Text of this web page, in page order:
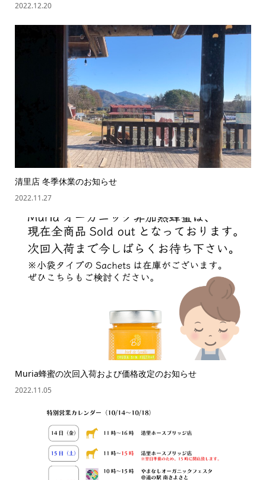
2022.12.20
清里店 冬季休業のお知らせ
2022.11.27
Muria蜂蜜の次回入荷および価格改定のお知らせ
2022.11.05